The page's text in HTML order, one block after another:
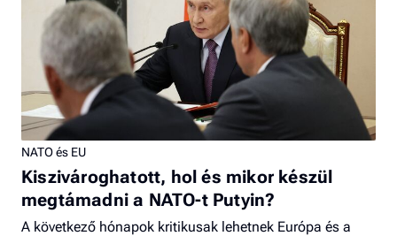
NATO és EU
Kiszivároghatott, hol és mikor készül
megtámadni a NATO-t Putyin?
A következő hónapok kritikusak lehetnek Európa és a